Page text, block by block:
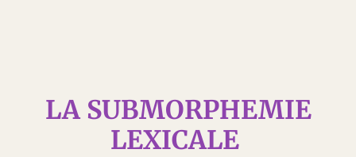
LA SUBMORPHEMIE
LEXICALE